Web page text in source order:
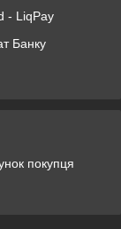
- LiqPay
Банку
покупця